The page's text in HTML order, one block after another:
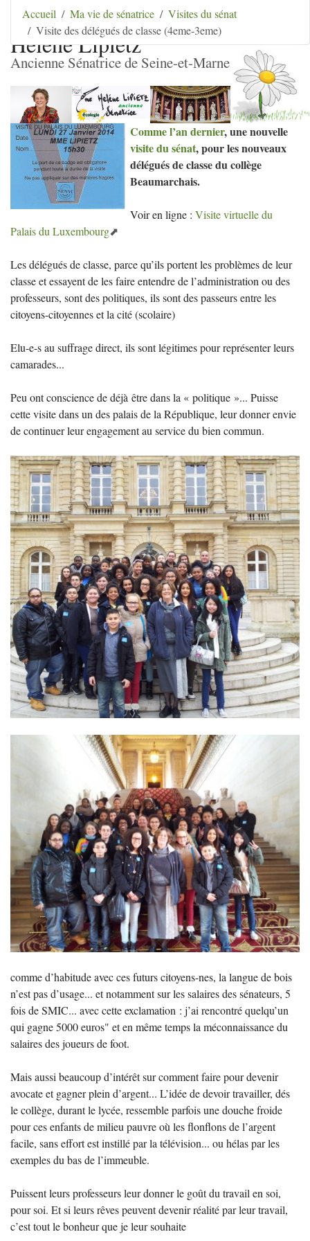
Aller au contenu Aller au menu
Aller au menu
secondaire
Aller à la recherche
Hélène Lipietz
Ancienne Sénatrice de Seine-et-Marne
Accueil Ma vie de sénatrice
Visites du sénat
Visite des délégués de classe (4eme-3eme)
Comme l’an dernier, une nouvelle
visite du sénat, pour les nouveaux
délégués de classe du collège
Beaumarchais.
Voir en ligne :Visite virtuelle du
Palais du Luxembourg
Les délégués de classe, parce qu’ils portent les problèmes de leur
classe et essayent de les faire entendre de l’administration ou des
professeurs, sont des politiques, ils sont des passeurs entre les
citoyens-citoyennes et la cité (scolaire)
Elu-e-s au suffrage direct, ils sont légitimes pour représenter leurs
camarades...
Peu ont conscience de déjà être dans la « politique »... Puisse
cette visite dans un des palais de la République, leur donner envie
de continuer leur engagement au service du bien commun.
comme d’habitude avec ces futurs citoyens-nes, la langue de bois
n’est pas d’usage... et notamment sur les salaires des sénateurs, 5
fois deSMIC... avec cette exclamation : j’ai rencontré quelqu’un
qui gagne 5000 euros" et en même temps la méconnaissance du
salaires des joueurs de foot.
Mais aussi beaucoup d’intérêt sur comment faire pour devenir
avocate et gagner plein d’argent... L’idée de devoir travailler, dés
le collège, durant le lycée, ressemble parfois une douche froide
pour ces enfants de milieu pauvre où les flonflons de l’argent
facile, sans effort est instillé par la télévision... ou hélas par les
exemples du bas de l’immeuble.
Puissent leurs professeurs leur donner le goût du travail en soi,
pour soi. Et si leurs rêves peuvent devenir réalité par leur travail,
c’est tout le bonheur que je leur souhaite